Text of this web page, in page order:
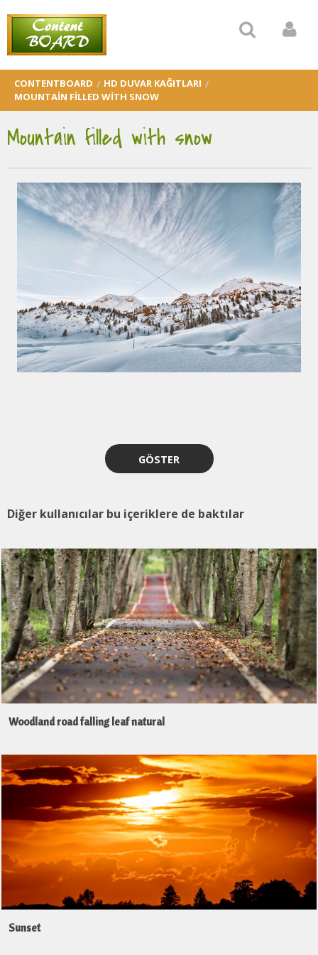
CONTENTBOARD
HD DUVAR KAĞITLARI
MOUNTAIN FILLED WITH SNOW
Mountain filled with snow
GÖSTER
Diğer kullanıcılar bu içeriklere de baktılar
Woodland road falling leaf natural
Sunset